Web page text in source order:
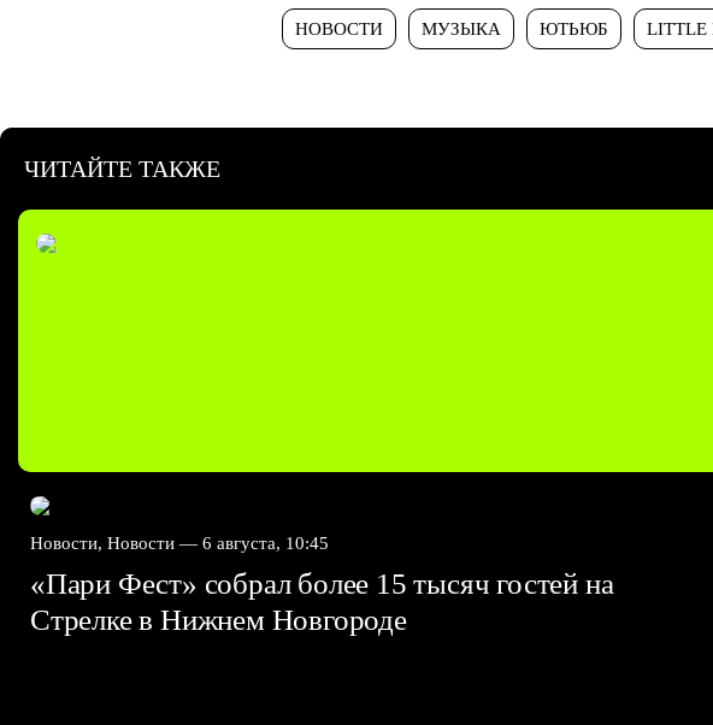
НОВОСТИ МУЗЫКА ЮТЬЮБ LITTLE
ЧИТАЙТЕ ТАКЖЕ
Новости, Новости — 6 августа, 10:45
«Пари Фест» собрал более 15 тысяч гостей на
Стрелке в Нижнем Новгороде